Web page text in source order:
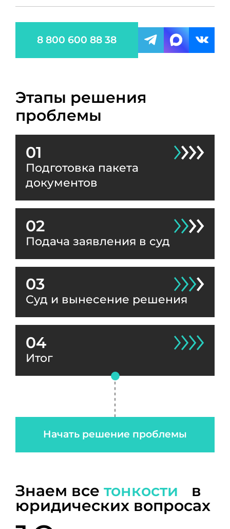
8 800 600 88 38
Этапы решения
проблемы
01
Подготовка пакета
документов
02
Подача заявления в суд
03
Суд и вынесение решения
04
Итог
Начать решение проблемы
Знаем все тонкости в
юридических вопросах